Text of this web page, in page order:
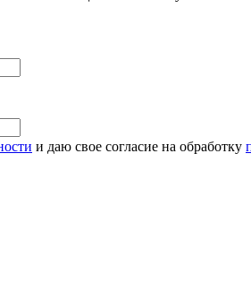
и даю свое согласие на обработку